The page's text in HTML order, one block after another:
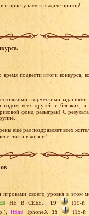
и приступаем к выдаче призов!
подвести итоги конкурса,
творческими
всех друзей и близких, а
фонд разыгран! С
ещё раз поздравляет всех
так и в жизни!
своего уровня в этом
НЕ В СЕБЕ...19 (19-й
[Hm] IphoneX 15 (15-й